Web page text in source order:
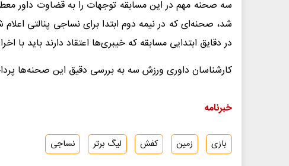
سه صحنه مهم در این مسابقه توجهات را به قضاوت داور
شد، صحنه‌ای که در نیمه دوم ابتدا برای نساجی پنالتی
در دقایق ابتدایی مسابقه که خیبری‌ها اعتقاد دارند باید با
کارشناسان داوری ورزش سه به بررسی دقیق این صحنه‌ها
خبرنامه
بازی زمین کفش لیگ برتر نساجی